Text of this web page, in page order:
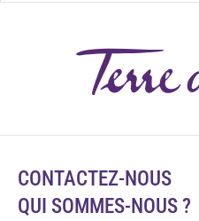
CONTACTEZ-NOUS
QUI SOMMES-NOUS ?